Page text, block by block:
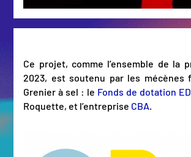
Ce projet, comme l’ensemble de la
2023, est soutenu par les mécènes
Grenier à sel : le Fonds de dotation
Roquette, et l’entreprise CBA